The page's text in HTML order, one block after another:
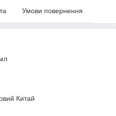
Умови повернення
Китай